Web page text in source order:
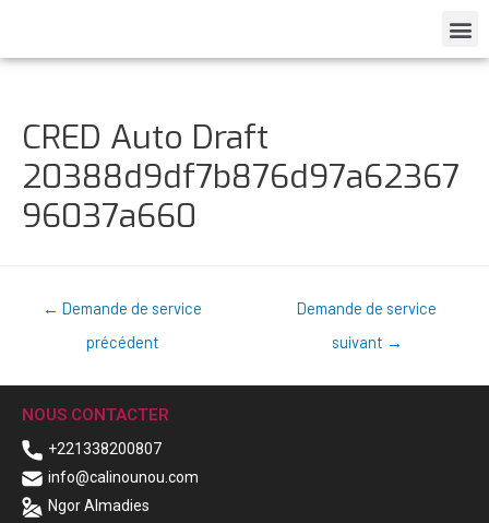
CRED Auto Draft
20388d9df7b876d97a62367
96037a660
← Demande de service
précédent
Demande de service
suivant →
NOUS CONTACTER
+221338200807
info@calinounou.com
Ngor Almadies